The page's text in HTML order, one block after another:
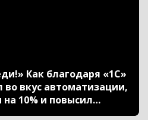
Как благодаря «1С»
вкус автоматизации,
10% и повысил
на 15%